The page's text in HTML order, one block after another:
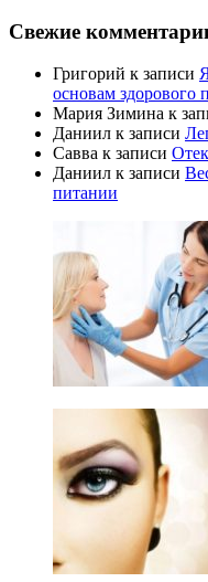
Свежие
Григорий к записи
основам здорового
Мария Зимина к
Даниил к записи
Савва к записи
Даниил к записи
питании